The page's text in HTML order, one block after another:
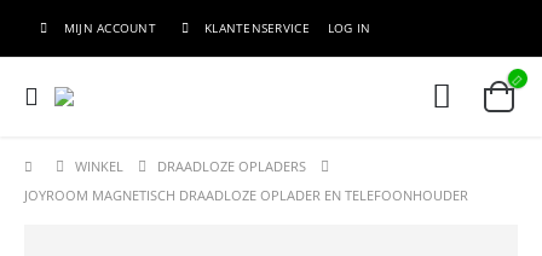
MIJN ACCOUNT KLANTENSERVICE LOG IN
WINKEL
DRAADLOZE OPLADERS
JOYROOM MAGNETISCH DRAADLOZE OPLADER EN TELEFOONHOUDER